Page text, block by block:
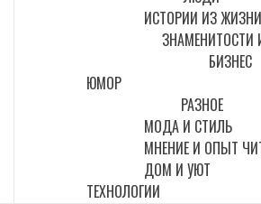
ИСТОРИИ ИЗ ЖИЗНИ
ЗНАМЕНИТОСТИ
БИЗНЕС
ЮМОР
РАЗНОЕ
МОДА И СТИЛЬ
МНЕНИЕ И ОПЫТ
ДОМ И УЮТ
ТЕХНОЛОГИИ